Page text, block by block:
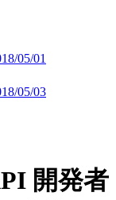
05/01
05/03
開発者